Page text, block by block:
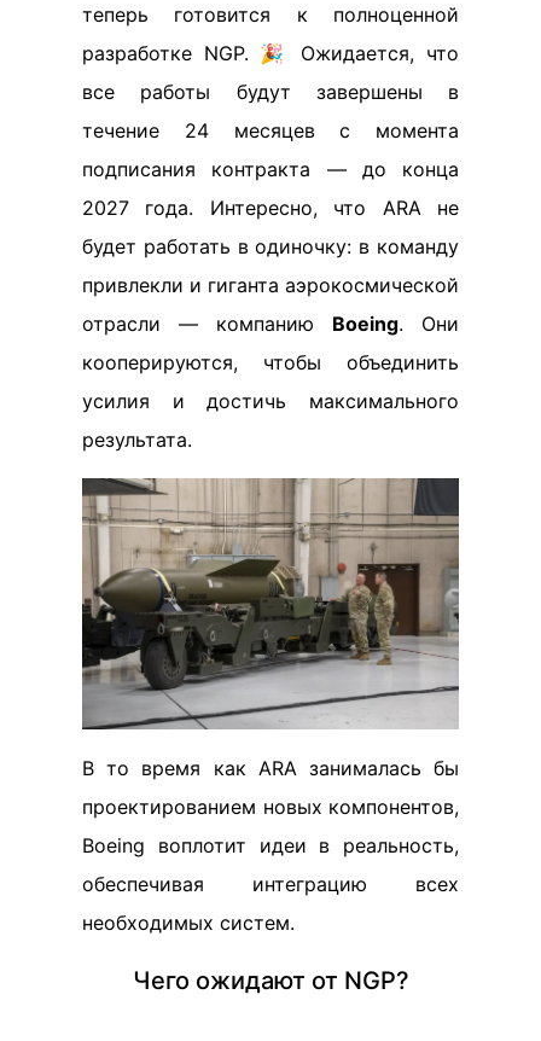
теперь готовится к полноценной
разработке NGP. 🎉 Ожидается, что
все работы будут завершены в
течение 24 месяцев с момента
подписания контракта — до конца
2027 года. Интересно, что ARA не
будет работать в одиночку: в команду
привлекли и гиганта аэрокосмической
отрасли — компанию Boeing. Они
кооперируются, чтобы объединить
усилия и достичь максимального
результата.
В то время как ARA занималась бы
проектированием новых компонентов,
Boeing воплотит идеи в реальность,
обеспечивая интеграцию всех
необходимых систем.
Чего ожидают от NGP?